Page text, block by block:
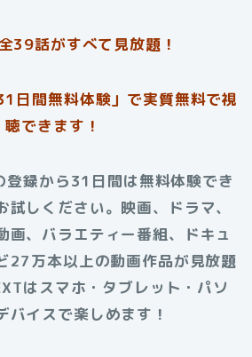
39話がすべて見放題！
日間無料体験」で実質無料で視
聴できます！
登録から31日間は無料体験でき
試しください。映画、ドラマ、
画、バラエティー番組、ドキュ
27万本以上の動画作品が見放題
はスマホ・タブレット・パソ
バイスで楽しめます！